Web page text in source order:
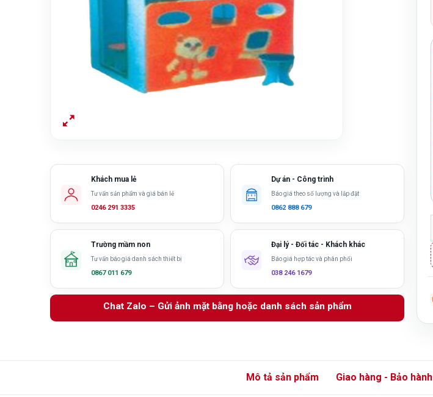
Khách mua lẻ
Tư vấn sản phẩm và giá bán lẻ
0246 291 3335
Dự án - Công trình
Báo giá theo số lượng và lắp đặt
0862 888 679
Trường mầm non
Tư vấn báo giá danh sách thiết bị
0867 011 679
Đại lý - Đối tác - Khách khác
Báo giá hợp tác và phân phối
038 246 1679
Chat Zalo – Gửi ảnh mặt bằng hoặc danh sách sản phẩm
Mô tả sản phẩm Giao hàng - Bảo hành